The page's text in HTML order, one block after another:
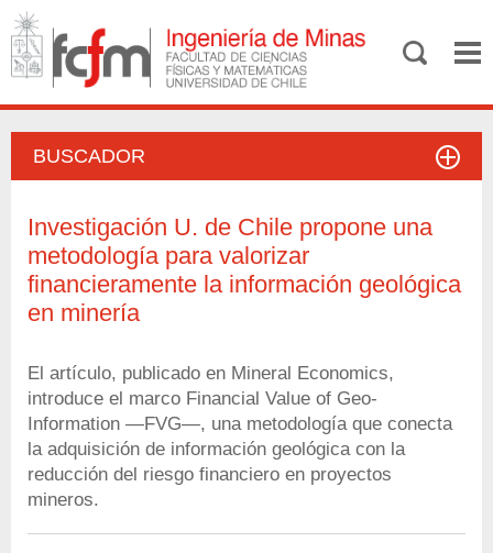
BUSCADOR
Investigación U. de Chile propone una
metodología para valorizar
financieramente la información geológica
en minería
El artículo, publicado en Mineral Economics,
introduce el marco Financial Value of Geo-
Information —FVG—, una metodología que conecta
la adquisición de información geológica con la
reducción del riesgo financiero en proyectos
mineros.